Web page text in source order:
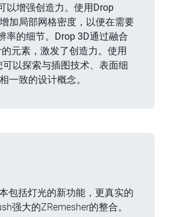
以增强创造力。使用Drop
加局部网格密度，以便在需要
率的细节。Drop 3D通过融合
元素，激发了创造力。使用
可以探索与插图技术、表面细
一致的设计概念。
包括灯光的新功能，更真实的
强大的ZRemesher的整合。